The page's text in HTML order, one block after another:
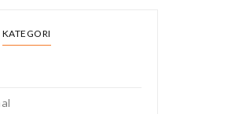
KATEGORI